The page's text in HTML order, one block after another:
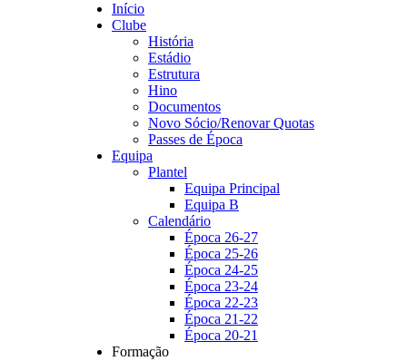
Início
Clube
História
Estádio
Estrutura
Hino
Documentos
Novo Sócio/Renovar Quotas
Passes de Época
Equipa
Plantel
Equipa Principal
Equipa B
Calendário
Época 26-27
Época 25-26
Época 24-25
Época 23-24
Época 22-23
Época 21-22
Época 20-21
Formação